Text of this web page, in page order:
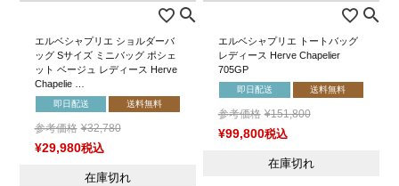
エルベシャプリエ ショルダーバ
ッグ Sサイズ ミニバッグ ポシェ
ット ベージュ レディース Herve
Chapelie …
即日配送 送料無料
参考価格 ¥32,780
¥29,980税込
在庫切れ
エルベシャプリエ トートバッグ
レディース Herve Chapelier
705GP
即日配送 送料無料
参考価格 ¥151,800
¥99,800税込
在庫切れ